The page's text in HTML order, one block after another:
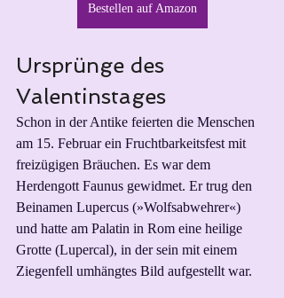
Bestellen auf Amazon
Ursprünge des
Valentinstages
Schon in der Antike feierten die Menschen
am 15. Februar ein Fruchtbarkeitsfest mit
freizügigen Bräuchen. Es war dem
Herdengott Faunus gewidmet. Er trug den
Beinamen Lupercus (»Wolfsabwehrer«)
und hatte am Palatin in Rom eine heilige
Grotte (Lupercal), in der sein mit einem
Ziegenfell umhängtes Bild aufgestellt war.